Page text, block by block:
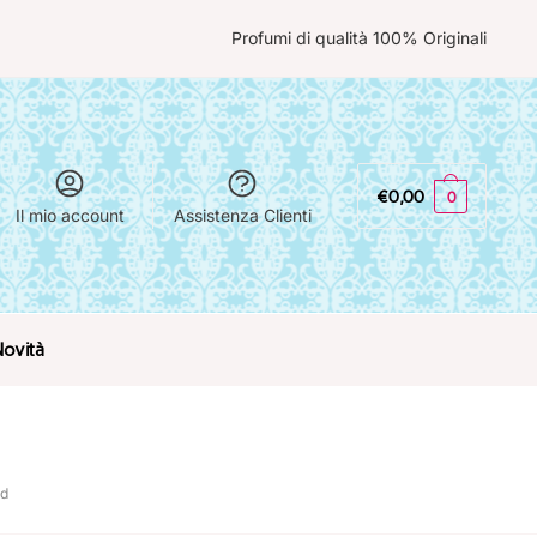
Profumi di qualità 100% Originali
Il mio account Assistenza Clienti
€0,00 0